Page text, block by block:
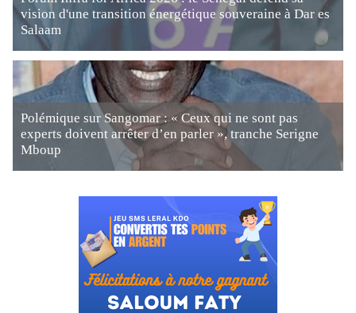
vision d'une transition énergétique souveraine à Dar es
Salaam
Polémique sur Sangomar : « Ceux qui ne sont pas
experts doivent arrêter d’en parler », tranche Serigne
Mboup